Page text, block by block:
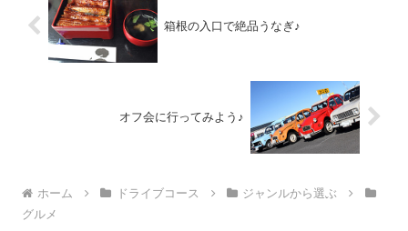
箱根の入口で絶品うなぎ♪
オフ会に行ってみよう♪
ホーム ドライブコース
ジャンルから選ぶ
グルメ